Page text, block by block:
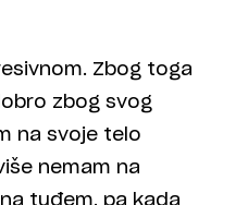
Zbog toga
zbog svog
na svoje telo
nemam na
tuđem, pa kada